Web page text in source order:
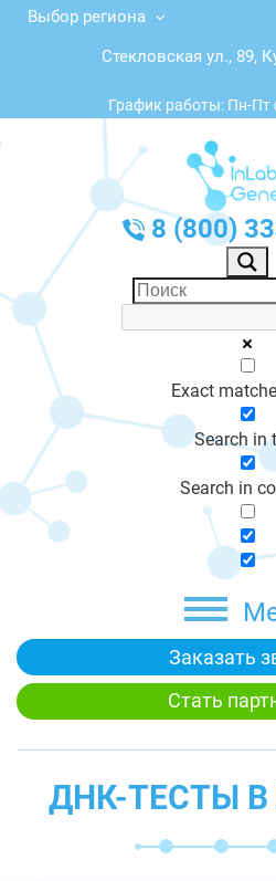
Выбор региона
Стекловская ул., 89,
График работы: Пн-Пт
8 (800)
Exact
Search in
Search in
Заказать
Стать
ДНК-ТЕСТЫ В